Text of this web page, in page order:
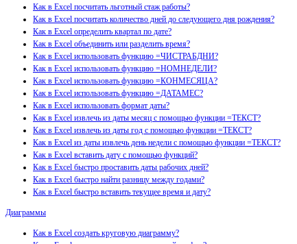
Как в Excel посчитать льготный стаж работы?
Как в Excel посчитать количество дней до следующего дня рождения?
Как в Excel определить квартал по дате?
Как в Excel объединить или разделить время?
Как в Excel использовать функцию =ЧИСТРАБДНИ?
Как в Excel использовать функцию =НОМНЕДЕЛИ?
Как в Excel использовать функцию =КОНМЕСЯЦА?
Как в Excel использовать функцию =ДАТАМЕС?
Как в Excel использовать формат даты?
Как в Excel извлечь из даты месяц с помощью функции =ТЕКСТ?
Как в Excel извлечь из даты год с помощью функции =ТЕКСТ?
Как в Excel из даты извлечь день недели с помощью функции =ТЕКСТ?
Как в Excel вставить дату с помощью функций?
Как в Excel быстро проставить даты рабочих дней?
Как в Excel быстро найти разницу между годами?
Как в Excel быстро вставить текущее время и дату?
Диаграммы
Как в Excel создать круговую диаграмму?